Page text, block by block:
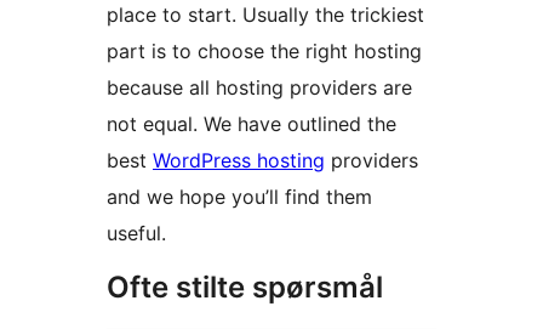
place to start. Usually the trickiest
part is to choose the right hosting
because all hosting providers are
not equal. We have outlined the
best WordPress hosting providers
and we hope you’ll find them
useful.
Ofte stilte spørsmål